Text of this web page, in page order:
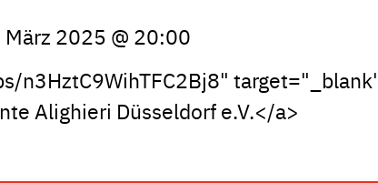
März 2025 @ 20:00
n3HztC9WihTFC2Bj8"
Alighieri Düsseldorf e.V.</a>